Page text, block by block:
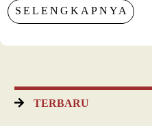
SELENGKAPNYA
TERBARU